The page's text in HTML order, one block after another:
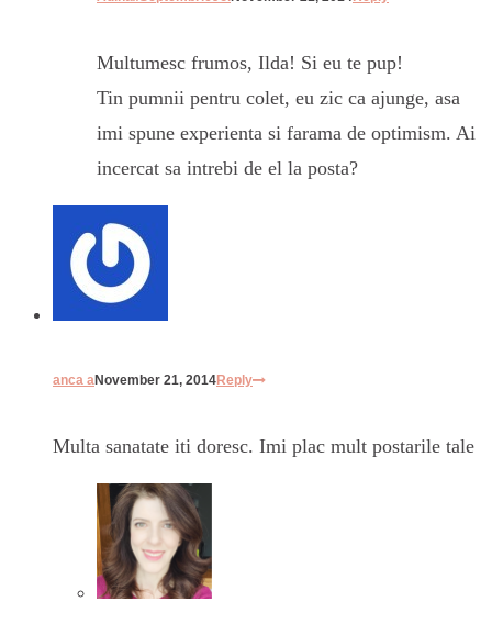
Multumesc frumos, Ilda! Si eu te pup!
Tin pumnii pentru colet, eu zic ca ajunge, asa
imi spune experienta si farama de optimism. Ai
incercat sa intrebi de el la posta?
anca aNovember 21, 2014Reply
Multa sanatate iti doresc. Imi plac mult postarile tale